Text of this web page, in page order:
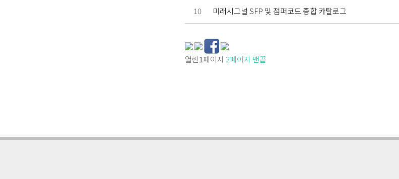
10 미래시그널 SFP 및 점퍼코드 종합 카탈로그
열린1페이지 2페이지 맨끝